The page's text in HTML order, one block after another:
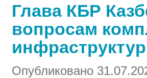
Глава КБР
вопросам
Опубликовано